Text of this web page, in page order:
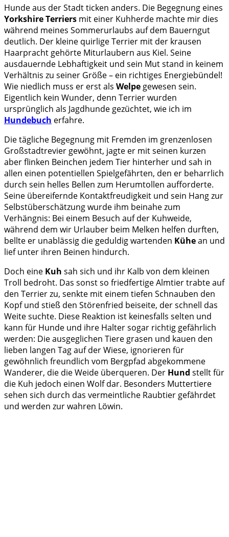
Hunde aus der Stadt ticken anders. Die Begegnung eines
Yorkshire Terriers mit einer Kuhherde machte mir dies
während meines Sommerurlaubs auf dem Bauerngut
deutlich. Der kleine quirlige Terrier mit der krausen
Haarpracht gehörte Miturlaubern aus Kiel. Seine
ausdauernde Lebhaftigkeit und sein Mut stand in keinem
Verhältnis zu seiner Größe – ein richtiges Energiebündel!
Wie niedlich muss er erst als Welpegewesen sein.
Eigentlich kein Wunder, denn Terrier wurden
ursprünglich als Jagdhunde gezüchtet, wie ich im
Hundebuch erfahre.
Die tägliche Begegnung mit Fremden im grenzenlosen
Großstadtrevier gewöhnt, jagte er mit seinen kurzen
aber flinken Beinchen jedem Tier hinterher und sah in
allen einen potentiellen Spielgefährten, den er beharrlich
durch sein helles Bellen zum Herumtollen aufforderte.
Seine übereifernde Kontaktfreudigkeit und sein Hang zur
Selbstüberschätzung wurde ihm beinahe zum
Verhängnis: Bei einem Besuch auf der Kuhweide,
während dem wir Urlauber beim Melken helfen durften,
bellte er unablässig die geduldig wartenden Kühean und
lief unter ihren Beinen hindurch.
Doch eine Kuh sah sich und ihr Kalb von dem kleinen
Troll bedroht. Das sonst so friedfertige Almtier trabte auf
den Terrier zu, senkte mit einem tiefen Schnauben den
Kopf und stieß den Störenfried beiseite, der schnell das
Weite suchte. Diese Reaktion ist keinesfalls selten und
kann für Hunde und ihre Halter sogar richtig gefährlich
werden: Die ausgeglichen Tiere grasen und kauen den
lieben langen Tag auf der Wiese, ignorieren für
gewöhnlich freundlich vom Bergpfad abgekommene
Wanderer, die die Weide überqueren. Der Hund stellt für
die Kuh jedoch einen Wolf dar. Besonders Muttertiere
sehen sich durch das vermeintliche Raubtier gefährdet
und werden zur wahren Löwin.